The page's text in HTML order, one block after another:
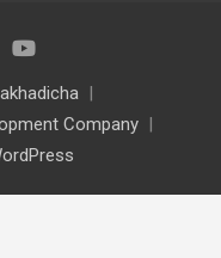
Company